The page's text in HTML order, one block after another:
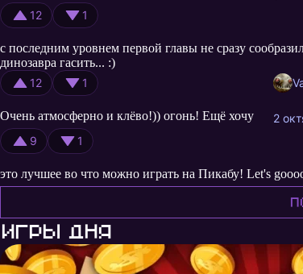
12
1
с последним уровнем первой главы не сразу
динозавра гасить... :)
12
1
Очень атмосферно и клёво!)) огонь! Ещё хочу
2
9
1
это лучшее во что можно играть на Пикабу! Let's
Игры дня